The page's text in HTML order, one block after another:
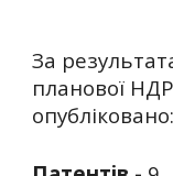
За
планової
опубліковано: